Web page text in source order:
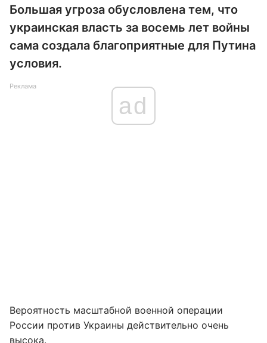
Большая угроза обусловлена тем, что
украинская власть за восемь лет войны
сама создала благоприятные для Путина
условия.
Реклама
ad
Вероятность масштабной военной операции
России против Украины действительно очень
высока.